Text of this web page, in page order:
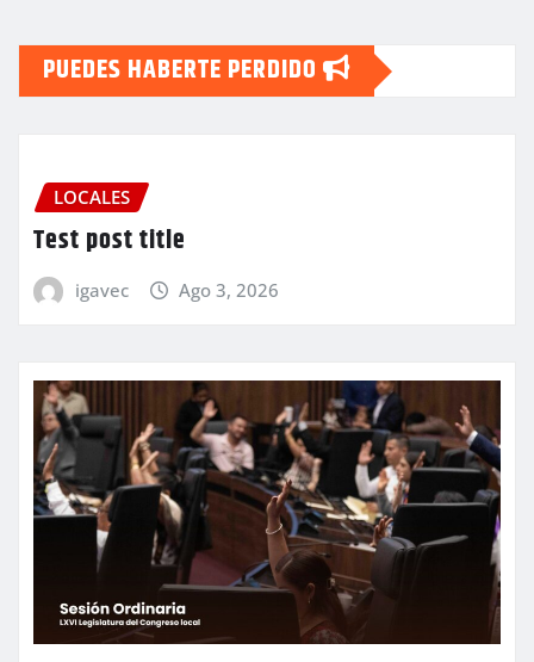
PUEDES HABERTE PERDIDO
LOCALES
Test post title
igavec Ago 3, 2026